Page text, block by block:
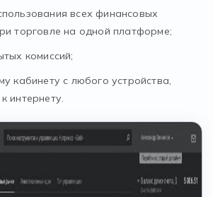
всех финансовых
торговле на одной платформе;
комиссий;
кабинету с любого устройства,
интернету.